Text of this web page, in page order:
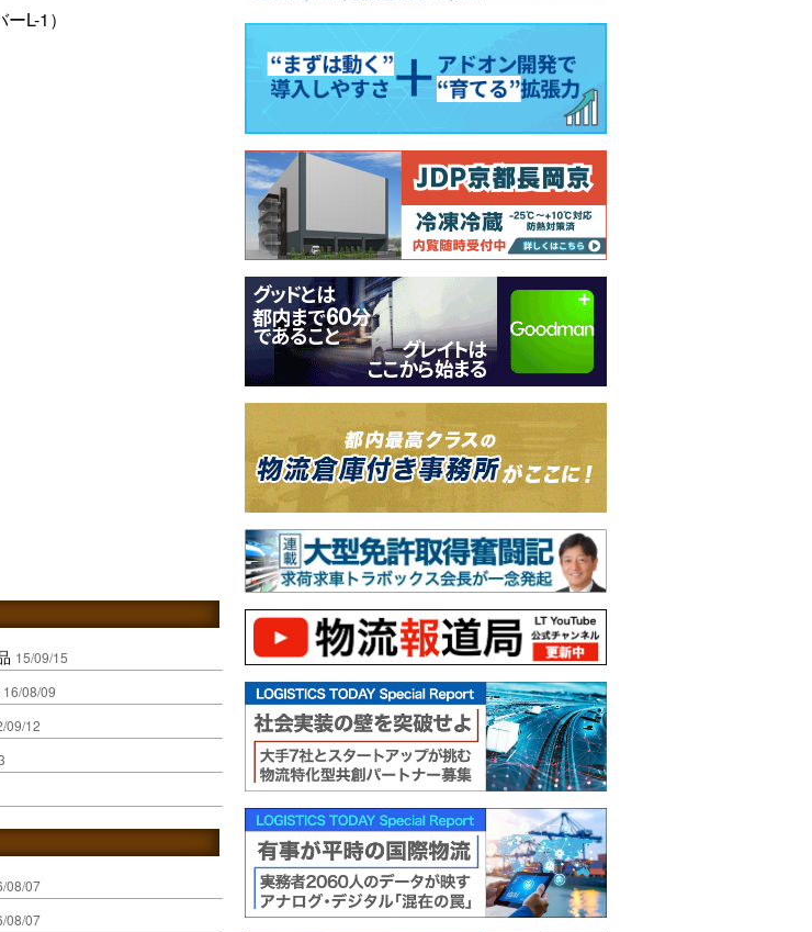
L-1）
15/09/15
16/08/09
09/12
08/07
08/07